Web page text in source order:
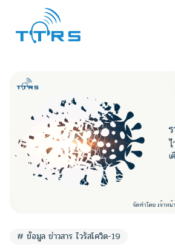
ข้อมูล ข่าวสาร ไวรัสโควิด-19